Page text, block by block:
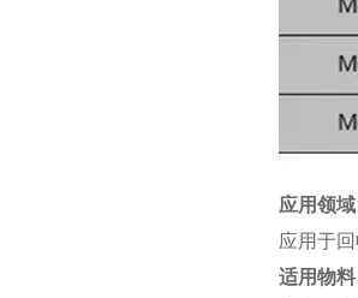
应用领
应用于
适用物